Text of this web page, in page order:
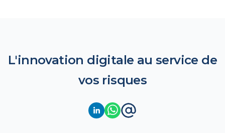
L'innovation digitale au service de
vos risques